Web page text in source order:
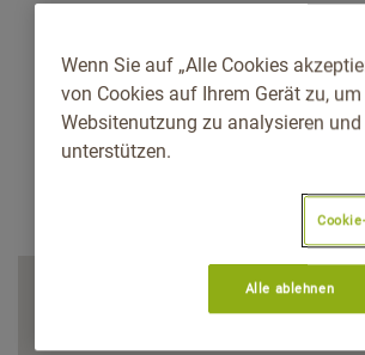
Wenn Sie auf „Alle Cookies
von Cookies auf Ihrem Gerät zu,
Websitenutzung zu analysieren
unterstützen.
Alle ablehnen